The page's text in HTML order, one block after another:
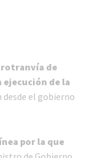
de
ejecución de la
el gobierno
por la que